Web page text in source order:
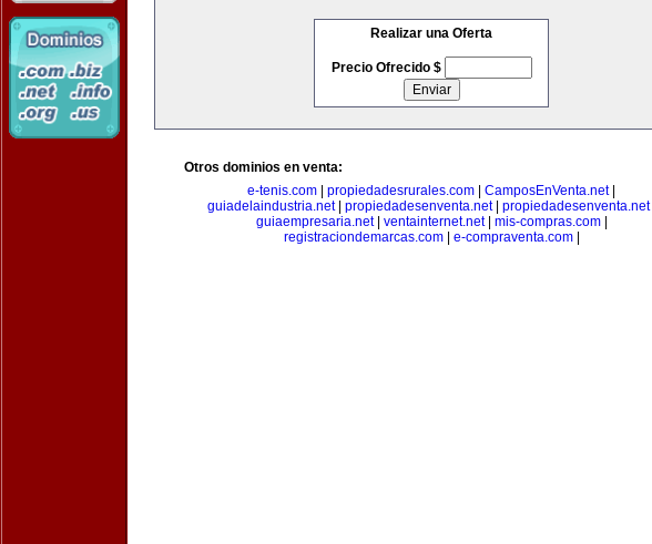
Realizar una Oferta
Precio Ofrecido $
Otros dominios en venta:
e-tenis.com
propiedadesrurales.com CamposEnVenta.net
guiadelaindustria.net propiedadesenventa.net propiedadesenventa.net|
guiaempresaria.net| ventainternet.net| mis-compras.com|
registraciondemarcas.com| e-compraventa.com|